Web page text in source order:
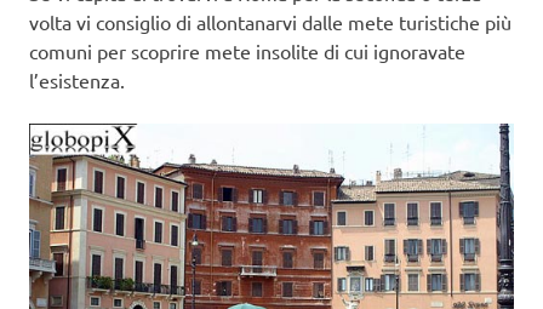
volta vi consiglio di allontanarvi dalle mete turistiche più
comuni per scoprire mete insolite di cui ignoravate
l’esistenza.